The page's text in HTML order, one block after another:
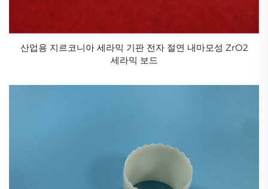
산업용 지르코니아 세라믹 기판 전자 절연 내마모성 ZrO2
세라믹 보드